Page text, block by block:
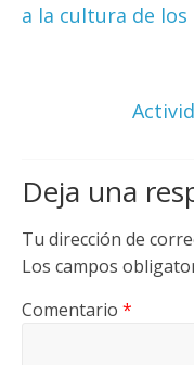
a la cultura de los
Deja una
Tu dirección de
Los campos
Comentario *